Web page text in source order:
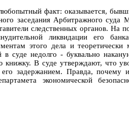
факт: оказывается,
заседания Арбитражного
следственных органов. На
ликвидации его
этого дела и теоретически
в суде недолго - буквально
В суде утверждают, что
задержанием. Правда, почему
экономической